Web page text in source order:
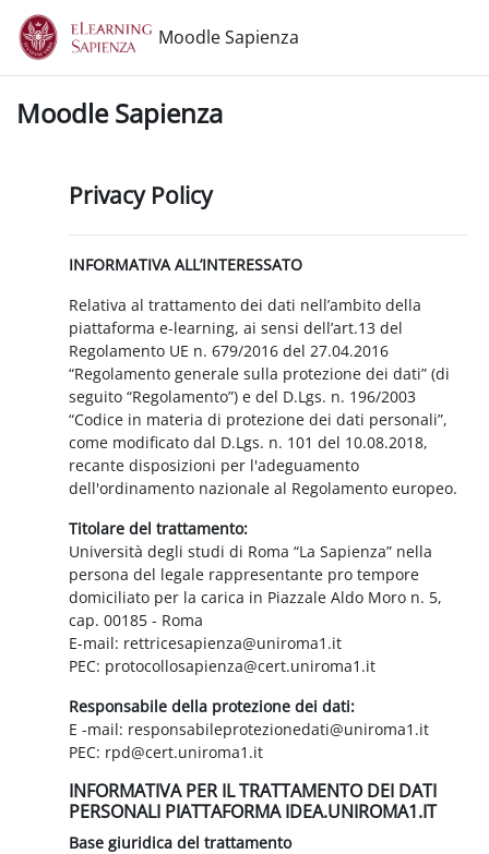
Vai al contenuto principale
Moodle Sapienza
Moodle Sapienza
Privacy Policy
INFORMATIVA ALL’INTERESSATO
Relativa al trattamento dei dati nell’ambito della
piattaforma e-learning, ai sensi dell’art.13 del
Regolamento UE n. 679/2016 del 27.04.2016
“Regolamento generale sulla protezione dei dati” (di
seguito “Regolamento”) e del D.Lgs. n. 196/2003
“Codice in materia di protezione dei dati personali”,
come modificato dal D.Lgs. n. 101 del 10.08.2018,
recante disposizioni per l'adeguamento
dell'ordinamento nazionale al Regolamento europeo.
Titolare del trattamento:
Università degli studi di Roma “La Sapienza” nella
persona del legale rappresentante pro tempore
domiciliato per la carica in Piazzale Aldo Moro n. 5,
cap. 00185 - Roma
E-mail: rettricesapienza@uniroma1.it
PEC: protocollosapienza@cert.uniroma1.it
Responsabile della protezione dei dati:
E -mail: responsabileprotezionedati@uniroma1.it
PEC: rpd@cert.uniroma1.it
INFORMATIVA PER IL TRATTAMENTO DEI DATI
PERSONALI PIATTAFORMA IDEA.UNIROMA1.IT
Base giuridica del trattamento